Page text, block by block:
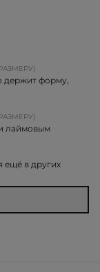
держит форму,
лаймовым
ещё в других